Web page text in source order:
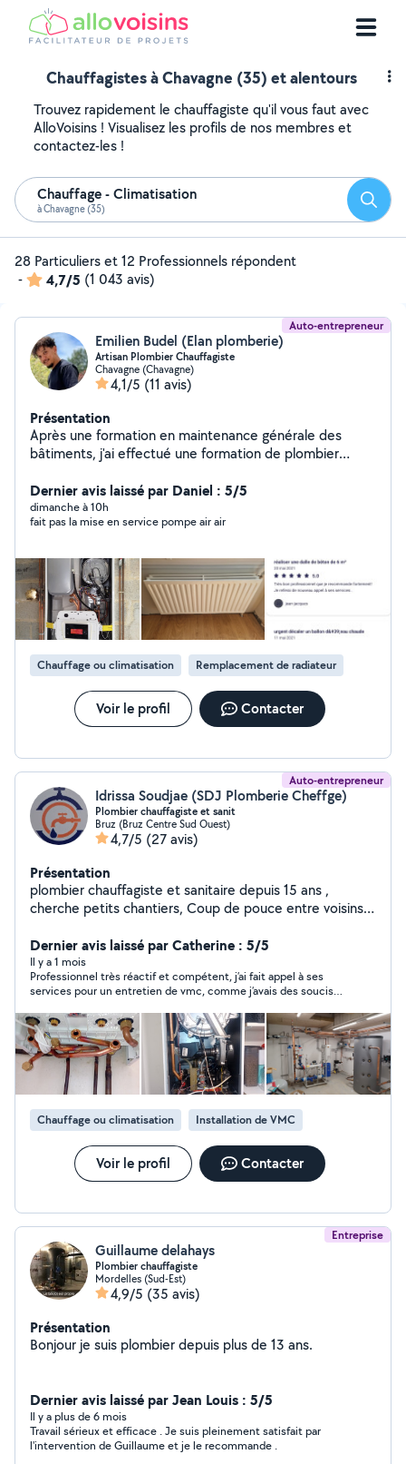
Chauffagistes à Chavagne (35) et alentours
Trouvez rapidement le chauffagiste qu'il vous faut avec
AlloVoisins ! Visualisez les profils de nos membres et
contactez-les !
Chauffage - Climatisation
à Chavagne (35)
28 Particuliers et 12 Professionnels répondent
-
4,7/5 (1 043 avis)
Auto-entrepreneur
Emilien Budel (Elan plomberie)
Artisan Plombier Chauffagiste
Chavagne (Chavagne)
4,1/5 (11 avis)
Présentation
Après une formation en maintenance générale des
bâtiments, j'ai effectué une formation de plombier
camion, je suis à votre disposition pour réaliser vos
besoins. Je suis particulièrement spécialisé en
rénovations et dépannages et salle de bain clé en main.
Dernier avis laissé par Daniel : 5/5
dimanche à 10h
fait pas la mise en service pompe air air
Chauffage ou climatisation Remplacement de radiateur
Voir le profil Contacter
Auto-entrepreneur
Idrissa Soudjae (SDJ Plomberie Cheffge)
Plombier chauffagiste et sanit
Bruz (Bruz Centre Sud Ouest)
4,7/5 (27 avis)
Présentation
plombier chauffagiste et sanitaire depuis 15 ans ,
cherche petits chantiers, Coup de pouce entre voisins
Dernier avis laissé par Catherine : 5/5
Il y a 1 mois
Professionnel très réactif et compétent, j’ai fait appel à ses
services pour un entretien de vmc, comme j’avais des soucis
diagnostic. Je ferais de nouveau appel à lui pour ma plomberie.
Chauffage ou climatisation Installation de VMC
Voir le profil Contacter
Entreprise
Guillaume delahays
Plombier chauffagiste
Mordelles (Sud-Est)
4,9/5 (35 avis)
Présentation
Bonjour je suis plombier depuis plus de 13 ans.
Dernier avis laissé par Jean Louis : 5/5
Il y a plus de 6 mois
Travail sérieux et efficace . Je suis pleinement satisfait par
l'intervention de Guillaume et je le recommande .